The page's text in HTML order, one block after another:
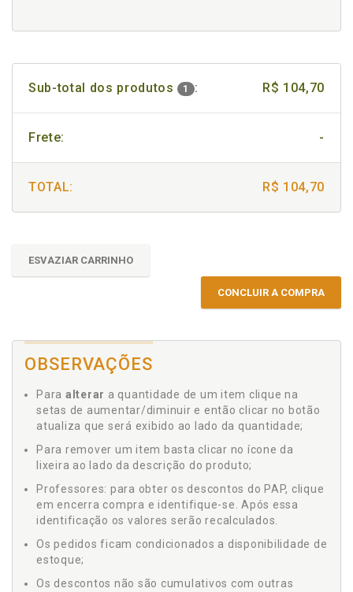
Sub-total dos produtos 1 : R$ 104,70
Frete: -
TOTAL: R$ 104,70
ESVAZIAR CARRINHO
CONCLUIR A COMPRA
OBSERVAÇÕES
Para alterar a quantidade de um item clique na
setas de aumentar/diminuir e então clicar no botão
atualiza que será exibido ao lado da quantidade;
Para remover um item basta clicar no ícone da
lixeira ao lado da descrição do produto;
Professores: para obter os descontos do PAP, clique
em encerra compra e identifique-se. Após essa
identificação os valores serão recalculados.
Os pedidos ficam condicionados a disponibilidade de
estoque;
Os descontos não são cumulativos com outras